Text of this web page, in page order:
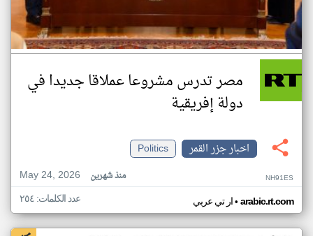
مصر تدرس مشروعا عملاقا جديدا في
دولة إفريقية
اخبار جزر القمر
Politics
May 24, 2026
منذ شهرين NH91ES
ار تي عربي• arabic.rt.com عدد الكلمات: ٢٥٤